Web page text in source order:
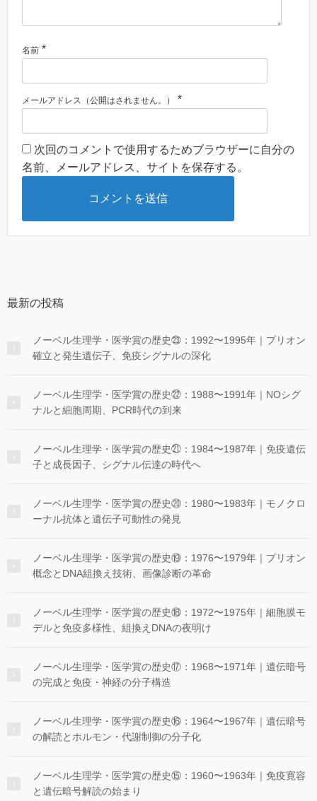
名前 *
メールアドレス（公開はされません。） *
次回のコメントで使用するためブラウザーに自分の
名前、メールアドレス、サイトを保存する。
最新の投稿
ノーベル生理学・医学賞の歴史㉓：1992〜1995年｜プリオン
確立と発生遺伝子、免疫シグナルの深化
ノーベル生理学・医学賞の歴史㉒：1988〜1991年｜NOシグ
ナルと細胞周期、PCR時代の到来
ノーベル生理学・医学賞の歴史㉑：1984〜1987年｜免疫遺伝
子と成長因子、シグナル伝達の時代へ
ノーベル生理学・医学賞の歴史⑳：1980〜1983年｜モノクロ
ーナル抗体と遺伝子可動性の発見
ノーベル生理学・医学賞の歴史⑲：1976〜1979年｜プリオン
概念とDNA組換え技術、画像診断の革命
ノーベル生理学・医学賞の歴史⑱：1972〜1975年｜細胞膜モ
デルと免疫多様性、組換えDNAの夜明け
ノーベル生理学・医学賞の歴史⑰：1968〜1971年｜遺伝暗号
の完成と免疫・神経の分子構造
ノーベル生理学・医学賞の歴史⑯：1964〜1967年｜遺伝暗号
の解読とホルモン・代謝制御の分子化
ノーベル生理学・医学賞の歴史⑮：1960〜1963年｜免疫寛容
と遺伝暗号解読の始まり